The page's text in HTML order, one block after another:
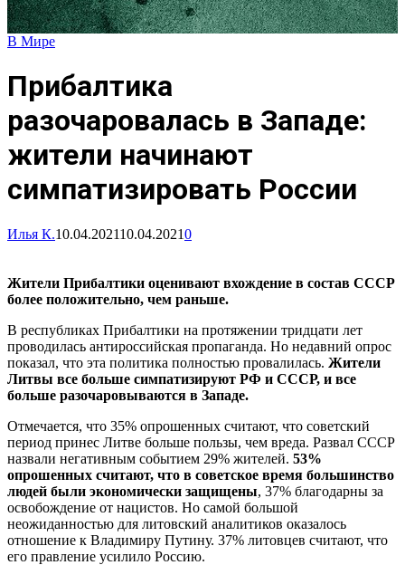
В Мире
Прибалтика
разочаровалась в Западе:
жители начинают
симпатизировать России
Илья К.10.04.202110.04.20210
Жители Прибалтики оценивают вхождение в состав СССР
более положительно, чем раньше.
В республиках Прибалтики на протяжении тридцати лет
проводилась антироссийская пропаганда. Но недавний опрос
показал, что эта политика полностью провалилась. Жители
Литвы все больше симпатизируют РФ и СССР, и все
больше разочаровываются в Западе.
Отмечается, что 35% опрошенных считают, что советский
период принес Литве больше пользы, чем вреда. Развал СССР
назвали негативным событием 29% жителей. 53%
опрошенных считают, что в советское время большинство
людей были экономически защищены, 37% благодарны за
освобождение от нацистов. Но самой большой
неожиданностью для литовский аналитиков оказалось
отношение к Владимиру Путину. 37% литовцев считают, что
его правление усилило Россию.